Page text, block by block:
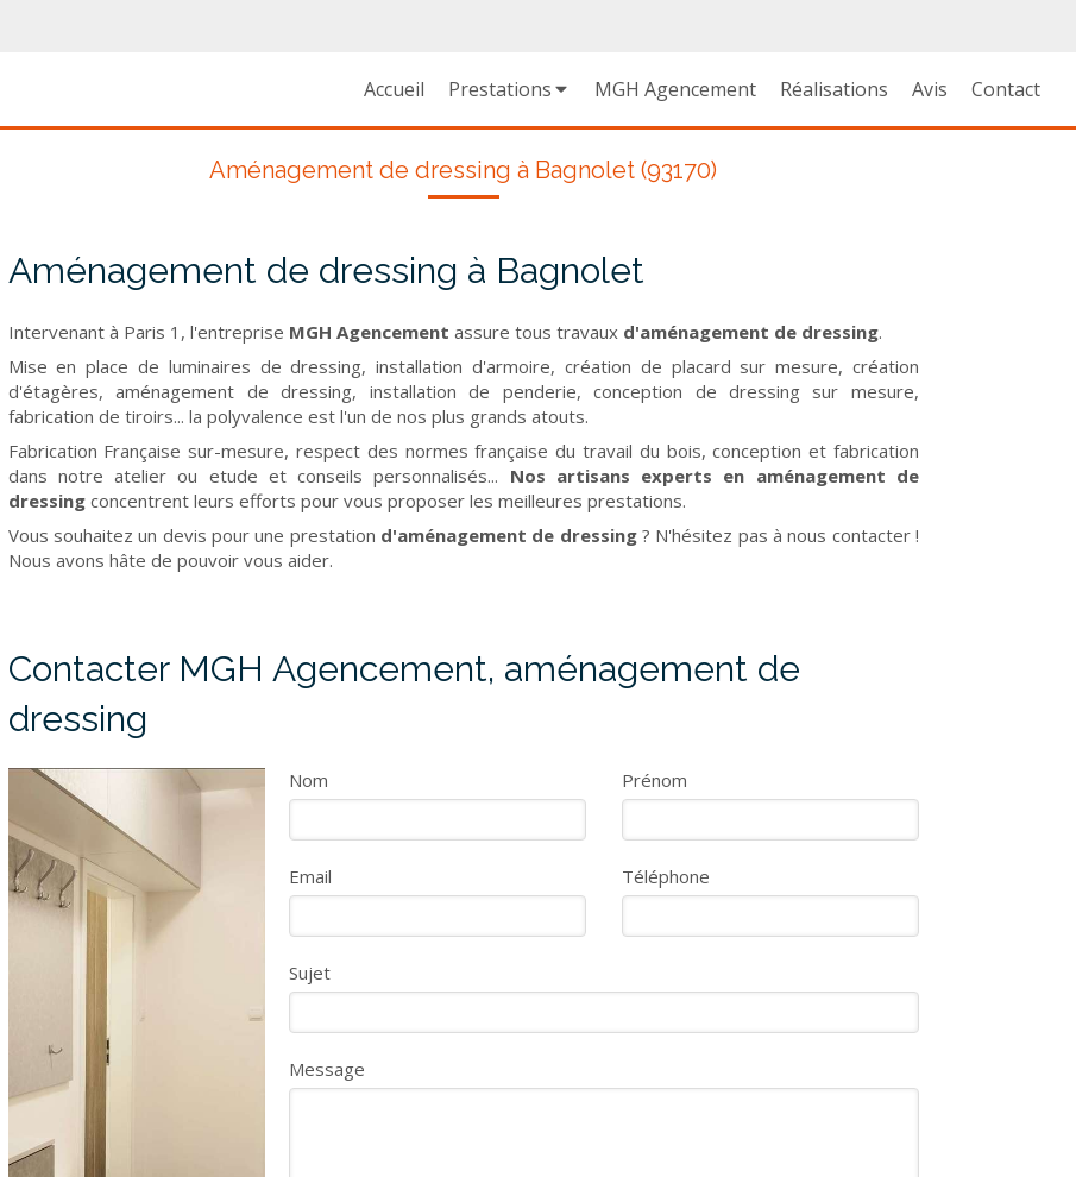
Accueil Prestations MGH Agencement Réalisations Avis Contact
Aménagement de dressing à Bagnolet (93170)
Aménagement de dressing à Bagnolet
Intervenant à Paris 1, l'entreprise MGH Agencement assure tous travauxd'aménagement de dressing.
Mise en place de luminaires de dressing, installation d'armoire, création de placard sur mesure, création
d'étagères, aménagement de dressing, installation de penderie, conception de dressing sur mesure,
fabrication de tiroirs... la polyvalence est l'un de nos plus grands atouts.
Fabrication Française sur-mesure, respect des normes française du travail du bois, conception et fabrication
dans notre atelier ou etude et conseils personnalisés... Nos artisans experts en aménagement de
dressingconcentrent leurs efforts pour vous proposer les meilleures prestations.
Vous souhaitez un devis pour une prestation d'aménagement de dressing? N'hésitez pas à nous contacter !
Nous avons hâte de pouvoir vous aider.
Contacter MGH Agencement, aménagement de
dressing
Nom Prénom
Email Téléphone
Sujet
Message